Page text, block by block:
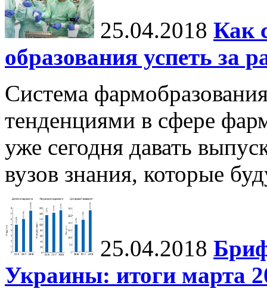
25.04.2018 Как
образования успеть за
Система
тенденциями в сфере
уже сегодня давать
вузов знания, которые
25.04.2018
Украины: итоги марта